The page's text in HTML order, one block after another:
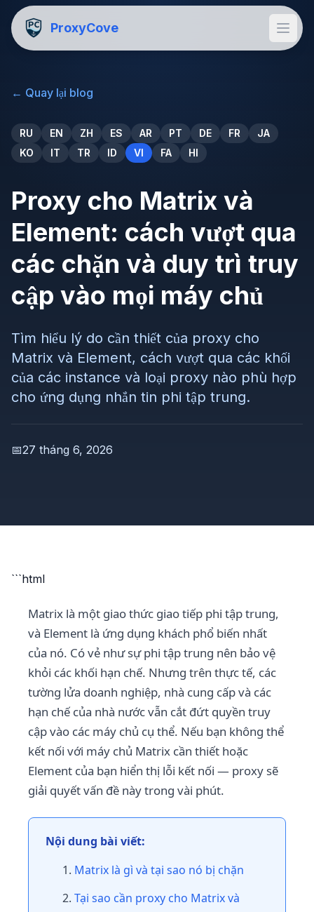
ProxyCove
← Quay lại blog
RU EN ZH ES AR PT DE FR
JA
KO
IT TR ID VI FA HI
Proxy cho Matrix và
Element: cách vượt qua
các chặn và duy trì truy
cập vào mọi máy chủ
Tìm hiểu lý do cần thiết của proxy cho
Matrix và Element, cách vượt qua các khối
của các instance và loại proxy nào phù hợp
cho ứng dụng nhắn tin phi tập trung.
📅27 tháng 6, 2026
```html
Matrix là một giao thức giao tiếp phi tập trung,
và Element là ứng dụng khách phổ biến nhất
của nó. Có vẻ như sự phi tập trung nên bảo vệ
khỏi các khối hạn chế. Nhưng trên thực tế, các
tường lửa doanh nghiệp, nhà cung cấp và các
hạn chế của nhà nước vẫn cắt đứt quyền truy
cập vào các máy chủ cụ thể. Nếu bạn không thể
kết nối với máy chủ Matrix cần thiết hoặc
Element của bạn hiển thị lỗi kết nối — proxy sẽ
giải quyết vấn đề này trong vài phút.
Nội dung bài viết:
Matrix là gì và tại sao nó bị chặn
Tại sao cần proxy cho Matrix và